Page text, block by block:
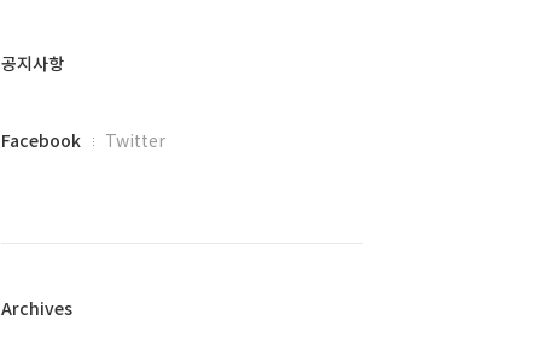
글
공지사항
페
플
Facebook Twitter
Archives